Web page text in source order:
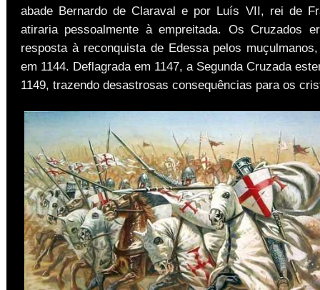
abade Bernardo de Claraval e por Luís VII, rei de
atiraria pessoalmente à empreitada. Os Cruzados
resposta à reconquista de Edessa pelos
em 1144. Deflagrada em 1147, a Segunda Cruzada
1149, trazendo desastrosas consequências para os